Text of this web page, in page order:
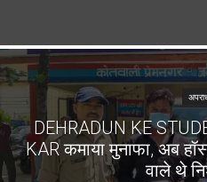
DEHRADUN KE
KAR कमाया मुनाफा, अब
वाले थे